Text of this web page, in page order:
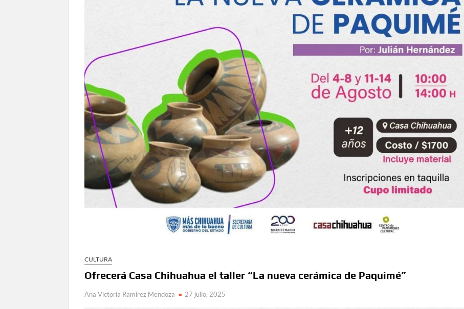
Lanza Municipio convocatoria “Chihuahua Deja Huella” para convertir el arte local en identidad
Invitan a descubrir la escena cinematográfica del norte con la muestra “División del Norte: Episodio 2”
en Ciudad Juárez y la capital
Conmemorará Casa Chihuahua el aniversario luctuoso de Miguel Hidalgo
Continúa abierta la convocatoria para el Premio Indígena Literario “Erasmo Palma”
Inaugura Municipio exposición “Horizontes Opuestos” en el Aeropuerto Internacional de Chihuahua
Arranca Ofech su Temporada de Conciertos de Verano con presentaciones gratuitas en Palacio de
Gobierno
Invita Secretaría de Cultura al Festival Omáwari 2026 a celebrarse en Delicias
Amplía Biblioteca Central “Carlos Montemayor” actividades gratuitas para este mes de julio
CULTURA
Ofrecerá Casa Chihuahua el taller “La nueva cerámica de Paquimé”
Ana Victoria Ramírez Mendoza 27 julio, 2025